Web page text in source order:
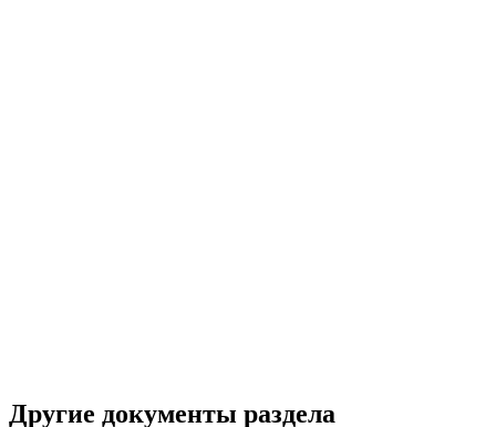
Другие документы раздела